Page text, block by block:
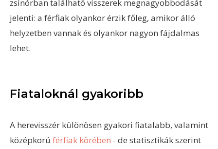
zsinórban található visszerek megnagyobbodását
jelenti: a férfiak olyankor érzik főleg, amikor álló
helyzetben vannak és olyankor nagyon fájdalmas
lehet.
Fiataloknál gyakoribb
A herevisszér különösen gyakori fiatalabb, valamint
középkorú férfiak körében - de statisztikák szerint